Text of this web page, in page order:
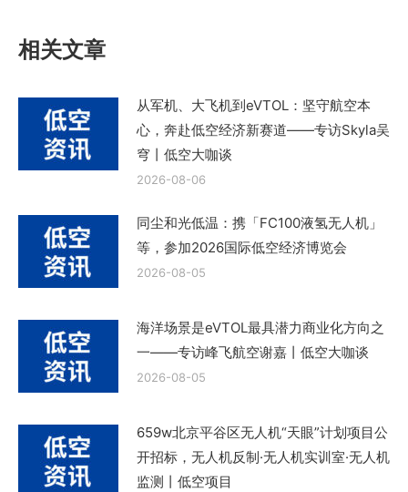
相关文章
从军机、大飞机到eVTOL：坚守航空本
心，奔赴低空经济新赛道——专访Skyla吴
穹丨低空大咖谈
2026-08-06
同尘和光低温：携「FC100液氢无人机」
等，参加2026国际低空经济博览会
2026-08-05
海洋场景是eVTOL最具潜力商业化方向之
一——专访峰飞航空谢嘉丨低空大咖谈
2026-08-05
659w北京平谷区无人机“天眼”计划项目公
开招标，无人机反制·无人机实训室·无人机
监测丨低空项目